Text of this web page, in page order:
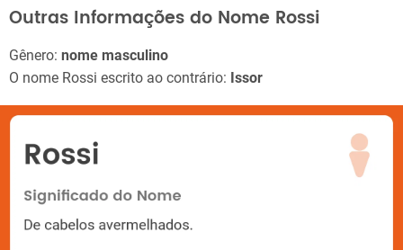
Outras Informações do Nome Rossi
Gênero: nome masculino
O nome Rossi escrito ao contrário: Issor